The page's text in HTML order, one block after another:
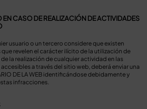
CASO DE REALIZACIÓN DE ACTIVIDADES
usuario o un tercero considere que existen
revelen el carácter ilícito de la utilización de
la realización de cualquier actividad en las
a través del sitio web, deberá enviar una
DE LA WEB identificándose debidamente y
infracciones.